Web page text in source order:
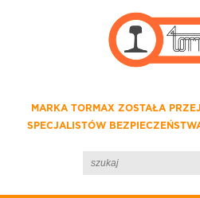
MARKA TORMAX ZOSTAŁA
SPECJALISTÓW